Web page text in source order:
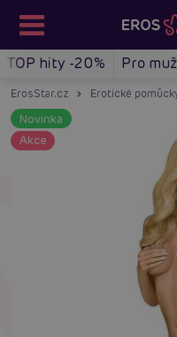
TOP hity -20% Pro
ErosStar.cz Erotické
Novinka
Akce